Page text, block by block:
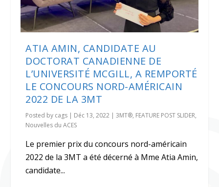
ATIA AMIN, CANDIDATE AU
DOCTORAT CANADIENNE DE
L’UNIVERSITÉ MCGILL, A REMPORTÉ
LE CONCOURS NORD-AMÉRICAIN
2022 DE LA 3MT
Posted by cags | Déc 13, 2022 |3MT®, FEATURE POST SLIDER,
Nouvelles du ACES
Le premier prix du concours nord-américain
2022 de la 3MT a été décerné à Mme Atia Amin,
candidate...